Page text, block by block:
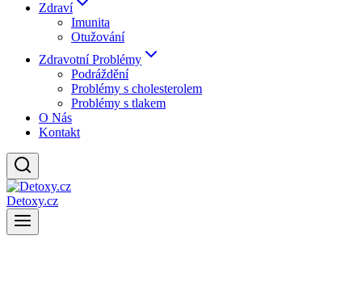
Zdraví
Imunita
Otužování
Zdravotní Problémy
Podráždění
Problémy s cholesterolem
Problémy s tlakem
O Nás
Kontakt
Detoxy.cz